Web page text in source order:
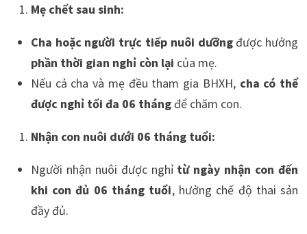
Mẹ chết sau sinh:
Cha hoặc người trực tiếp nuôi dưỡngđược hưởng
phần thời gian nghỉ còn lại của mẹ.
Nếu cả cha và mẹ đều tham gia BHXH, cha có thể
được nghỉ tối đa 06 thángđể chăm con.
Nhận con nuôi dưới 06 tháng tuổi:
Người nhận nuôi được nghỉ từ ngày nhận con đến
khi con đủ 06 tháng tuổi, hưởng chế độ thai sản
đầy đủ.